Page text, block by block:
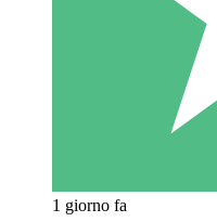
1 giorno fa